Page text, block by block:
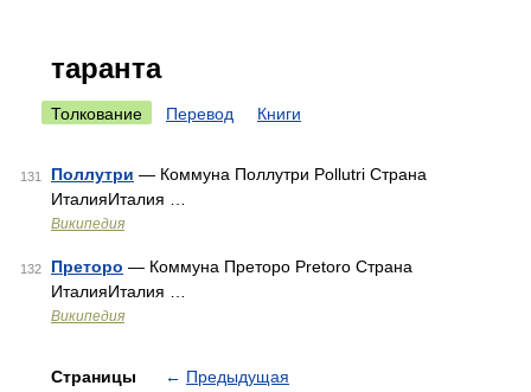
таранта
Толкование Перевод Книги
131 Поллутри — Коммуна Поллутри Pollutri Страна
ИталияИталия …
Википедия
132 Преторо — Коммуна Преторо Pretoro Страна
ИталияИталия …
Википедия
Страницы ← Предыдущая